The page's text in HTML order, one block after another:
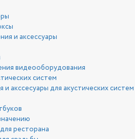
и аксессуары
видеооборудования
систем
и акссесуары для акустических систем
ресторана